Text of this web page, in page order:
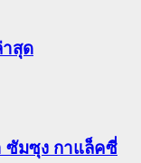
าสุด
ซัมซุง กาแล็คซี่